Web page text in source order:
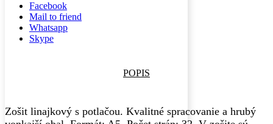
Facebook
Mail to friend
Whatsapp
Skype
POPIS
Zošit linajkový s potlačou. Kvalitné spracovanie a hrubý